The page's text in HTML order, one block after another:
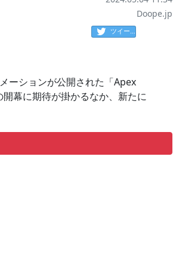
Doope.jp
ツイート
ーションが公開された「Apex
幕に期待が掛かるなか、新たに